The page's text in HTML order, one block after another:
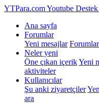
YTPara.comYoutube
Ana sayfa
Forumlar
Yeni mesajlar
Neler yeni
Öne çıkan içerikYeni
aktiviteler
Kullanıcılar
Şu anki ziyaretçiler
ara